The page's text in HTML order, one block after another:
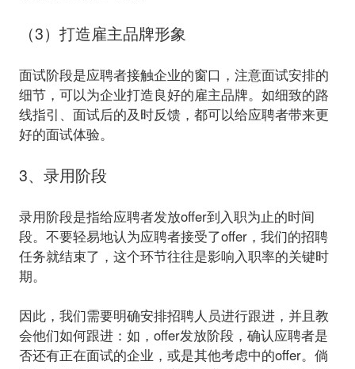
（3）打造雇主品牌形象
面试阶段是应聘者接触企业的窗口，注意面试安排的
细节，可以为企业打造良好的雇主品牌。如细致的路
线指引、面试后的及时反馈，都可以给应聘者带来更
3、录用阶段
录用阶段是指给应聘者发放offer到入职为止的时间
段。不要轻易地认为应聘者接受了offer，我们的招聘
任务就结束了，这个环节往往是影响入职率的关键时
期。
因此，我们需要明确安排招聘人员进行跟进，并且教
会他们如何跟进：如，offer发放阶段，确认应聘者是
否还有正在面试的企业，或是其他考虑中的offer。倘